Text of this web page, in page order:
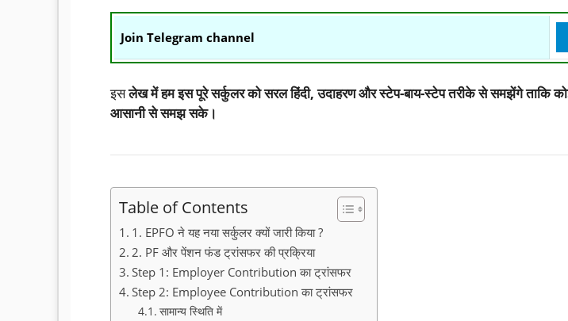
Join Telegram channel
इसलेख में हम इस पूरे सर्कुलर को सरल हिंदी, उदाहरण और स्टेप-बाय-स्टेप तरीके से समझेंगे ताकि
आसानी से समझ सके।
Table of Contents
1. EPFO ने यह नया सर्कुलर क्यों जारी किया ?
2. PF और पेंशन फंड ट्रांसफर की प्रक्रिया
Step 1: Employer Contribution का ट्रांसफर
Step 2: Employee Contribution का ट्रांसफर
सामान्य स्थिति में